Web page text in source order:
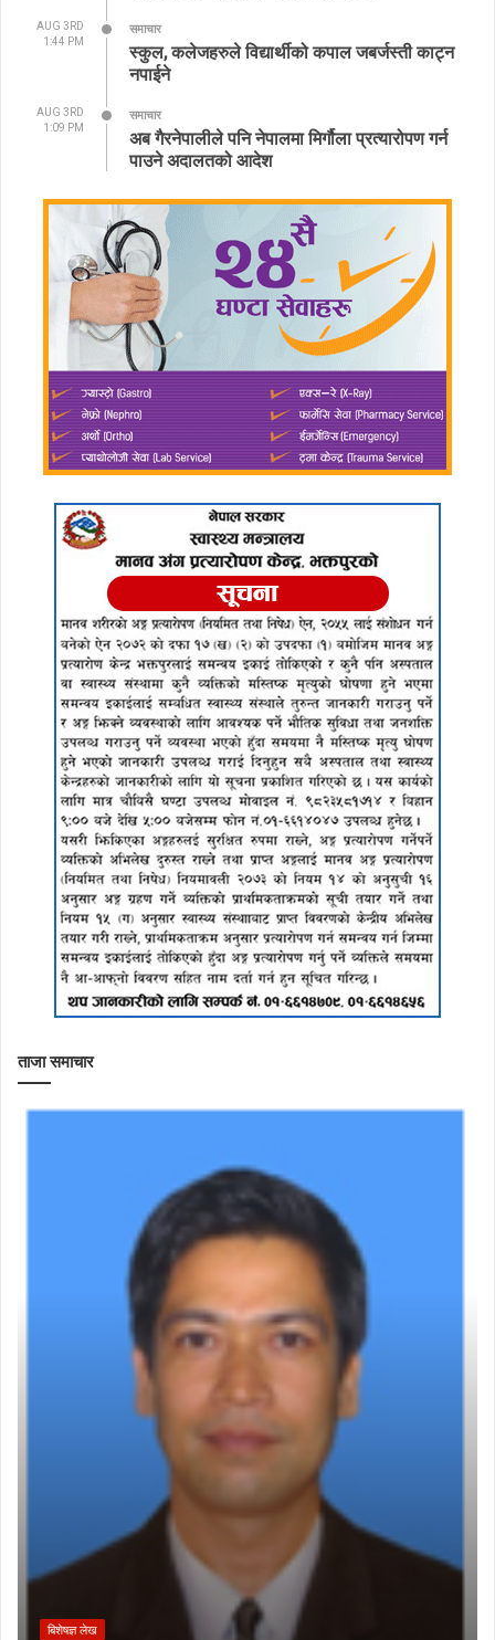
AUG 3RD
1:44 PM
समाचार
स्कुल, कलेजहरुले विद्यार्थीको कपाल जबर्जस्ती काट्न
नपाईने
AUG 3RD
1:09 PM
समाचार
अब गैरनेपालीले पनि नेपालमा मिर्गौला प्रत्यारोपण गर्न
पाउने अदालतको आदेश
ताजा समाचार
बिशेषज्ञ लेख